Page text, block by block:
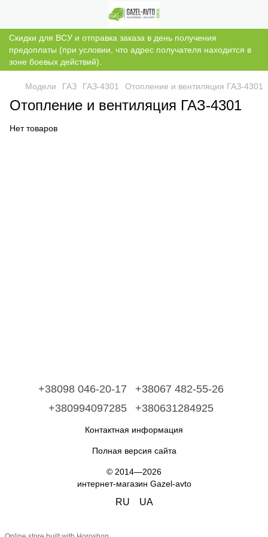
Скидки для ВСУ и отправка заказа в день получения
предоплаты (при условии, что адрес получателя находится в
зоне боевых действий).
Модели ГАЗ ГАЗ-4301 Отопление и вентиляция ГАЗ-4301
Отопление и вентиляция ГАЗ-4301
Нет товаров
+38098 046-20-17
+38067 482-55-26
+380994097285
+380631284925
Контактная информация
Полная версия сайта
© 2014—2026
интернет-магазин Gazel-avto
RU UA